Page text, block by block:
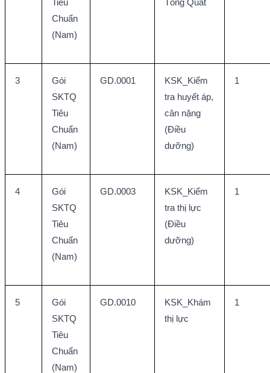
Chuẩn
(Nam)
3
Gói
SKTQ
Tiêu
Chuẩn
(Nam)
GD.0001
KSK_Kiểm
tra huyết áp,
cân nặng
(Điều
dưỡng)
1
4
Gói
SKTQ
Tiêu
Chuẩn
(Nam)
GD.0003
KSK_Kiểm
tra thị lực
(Điều
dưỡng)
1
5
Gói
SKTQ
Tiêu
Chuẩn
(Nam)
GD.0010
KSK_Khám
thị lực
1